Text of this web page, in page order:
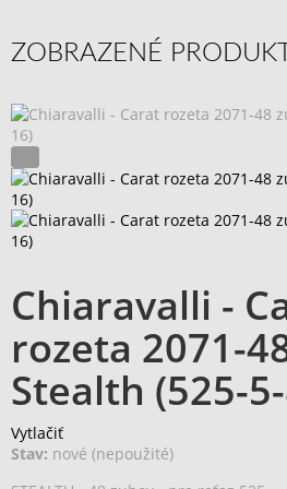
ZOBRAZENÉ
Chiaravalli -
rozeta 2071-
Stealth (525-
Vytlačiť
Stav: nové (nepoužité)